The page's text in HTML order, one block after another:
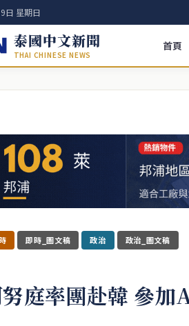
日 星期日
泰國中文新聞
THAI CHINESE NEWS
首頁
即時_圖文稿 政治 政治_圖文稿
庭率團赴韓 參加